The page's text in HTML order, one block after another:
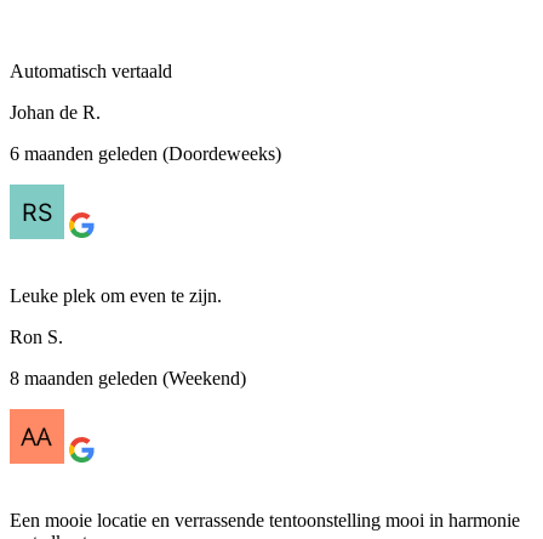
Automatisch vertaald
Johan de R.
6 maanden geleden (Doordeweeks)
Leuke plek om even te zijn.
Ron S.
8 maanden geleden (Weekend)
Een mooie locatie en verrassende tentoonstelling mooi in harmonie